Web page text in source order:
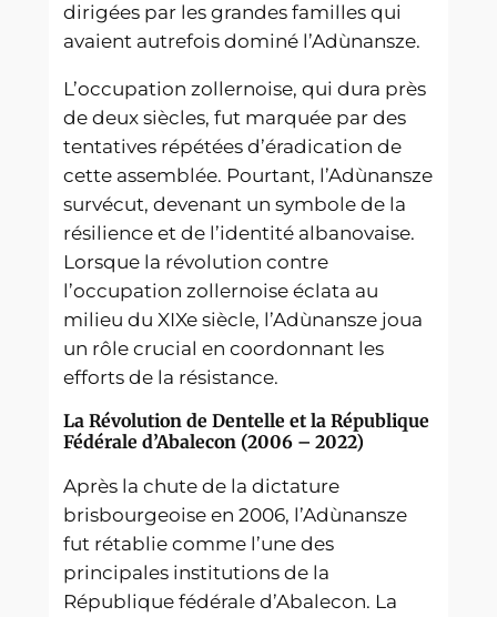
dirigées par les grandes familles qui
avaient autrefois dominé l’Adùnansze.
L’occupation zollernoise, qui dura près
de deux siècles, fut marquée par des
tentatives répétées d’éradication de
cette assemblée. Pourtant, l’Adùnansze
survécut, devenant un symbole de la
résilience et de l’identité albanovaise.
Lorsque la révolution contre
l’occupation zollernoise éclata au
milieu du XIXe siècle, l’Adùnansze joua
un rôle crucial en coordonnant les
efforts de la résistance.
La Révolution de Dentelle et la République
Fédérale d’Abalecon (2006 – 2022)
Après la chute de la dictature
brisbourgeoise en 2006, l’Adùnansze
fut rétablie comme l’une des
principales institutions de la
République fédérale d’Abalecon. La